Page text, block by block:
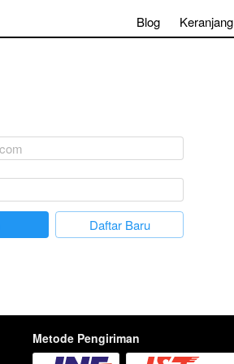
Blog Keranjang
`Daftar Baru
Metode Pengiriman